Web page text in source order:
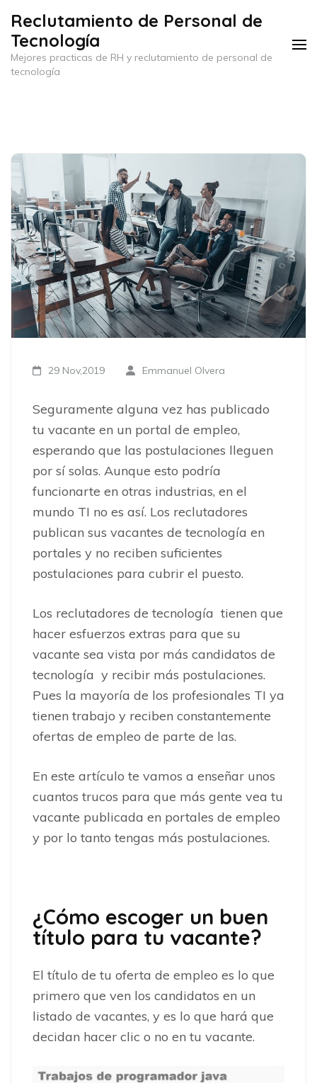
contenido
(presiona
Reclutamiento de Personal de
Tecnología
Mejores practicas de RH y reclutamiento de personal de
tecnología
29 Nov,2019 Emmanuel Olvera
Seguramente alguna vez has publicado
tu vacante en un portal de empleo,
esperando que las postulaciones lleguen
por sí solas. Aunque esto podría
funcionarte en otras industrias, en el
mundo TI no es así. Los reclutadores
publican sus vacantes de tecnología en
portales y no reciben suficientes
postulaciones para cubrir el puesto.
Los reclutadores de tecnología tienen que
hacer esfuerzos extras para que su
vacante sea vista por más candidatos de
tecnología y recibir más postulaciones.
Pues la mayoría de los profesionales TI ya
tienen trabajo y reciben constantemente
ofertas de empleo de parte de las.
En este artículo te vamos a enseñar unos
cuantos trucos para que más gente vea tu
vacante publicada en portales de empleo
y por lo tanto tengas más postulaciones.
¿Cómo escoger un buen
título para tu vacante?
El título de tu oferta de empleo es lo que
primero que ven los candidatos en un
listado de vacantes, y es lo que hará que
decidan hacer clic o no en tu vacante.